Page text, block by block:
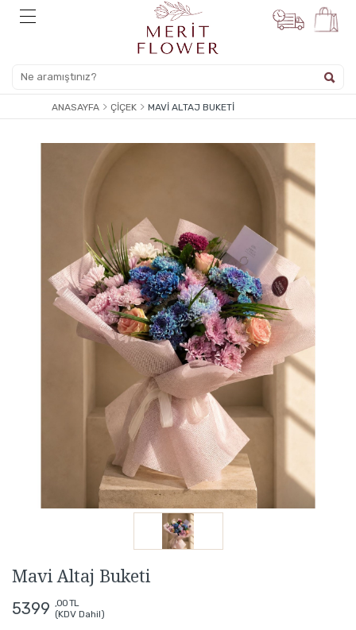
ANASAYFA ÇIÇEK MAVI ALTAJ BUKETI
Mavi Altaj Buketi
5399 ,00 TL
(KDV Dahil)